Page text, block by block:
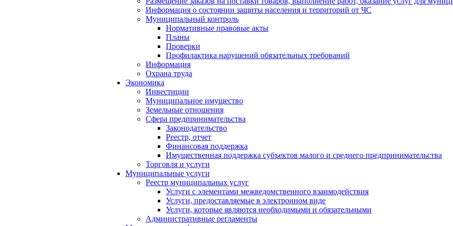
Информация о состоянии защиты населения и территорий от ЧС
Муниципальный контроль
Нормативные правовые акты
Планы
Проверки
Профилактика нарушений обязательных требований
Информация
Охрана труда
Экономика
Инвестиции
Муниципальное имущество
Земельные отношения
Сфера предпринимательства
Законодательство
Реестр, отчет
Финансовая поддержка
Имущественная поддержка субъектов малого и среднего предпринимательства
Торговля и услуги
Муниципальные услуги
Реестр муниципальных услуг
Услуги с элементами межведомственного взаимодействия
Услуги, предоставляемые в электронном виде
Услуги, которые являются необходимыми и обязательными
Административные регламенты